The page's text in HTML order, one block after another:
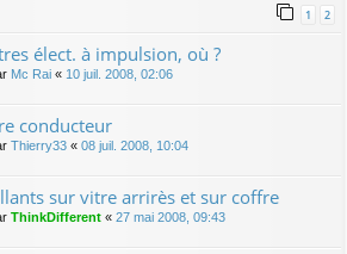
1 2
élect. à impulsion, où ?
Mc Rai « 10 juil. 2008, 02:06
conducteur
Thierry33 « 08 juil. 2008, 10:04
sur vitre arrirès et sur coffre
ThinkDifferent « 27 mai 2008, 09:43